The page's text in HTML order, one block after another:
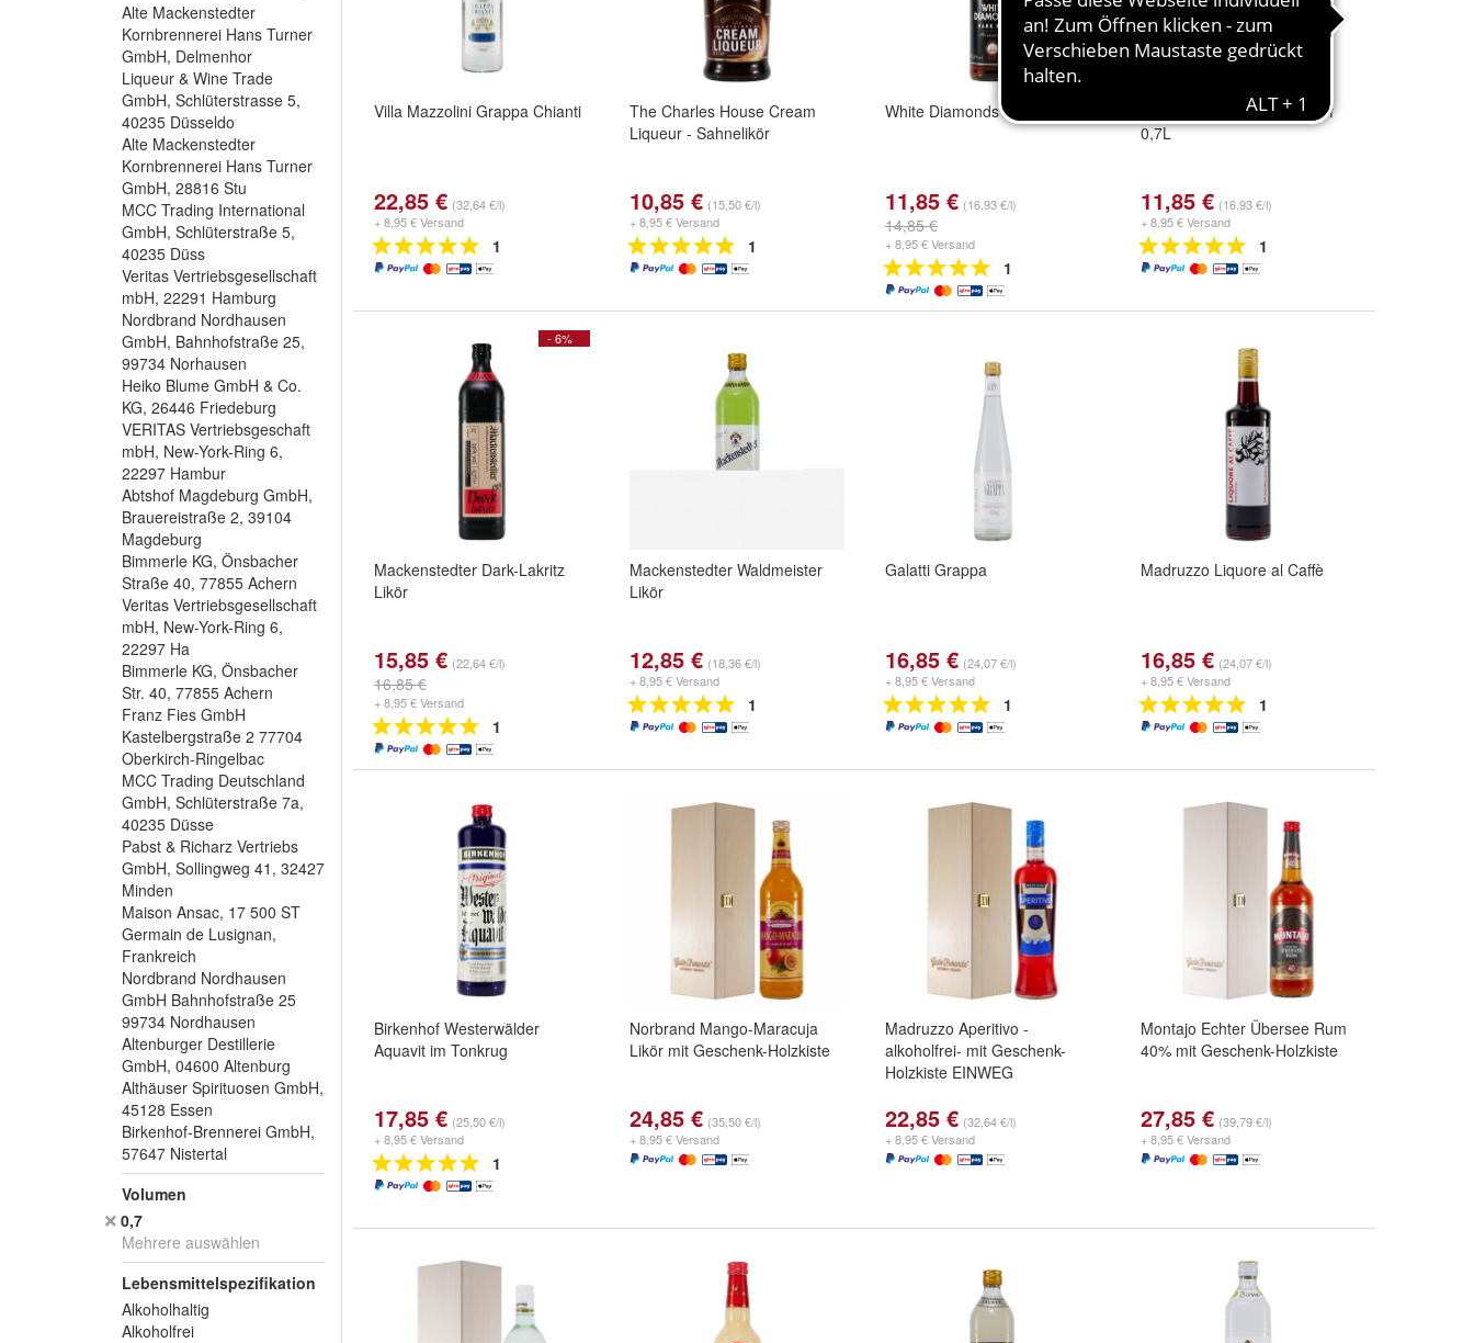
Alte Mackenstedter
Kornbrennerei Hans Turner
GmbH, Delmenhor
Liqueur & Wine Trade
GmbH, Schlüterstrasse 5,
40235 Düsseldo
Alte Mackenstedter
Kornbrennerei Hans Turner
GmbH, 28816 Stu
MCC Trading International
GmbH, Schlüterstraße 5,
40235 Düss
Veritas Vertriebsgesellschaft
mbH, 22291 Hamburg
Nordbrand Nordhausen
GmbH, Bahnhofstraße 25,
99734 Norhausen
Heiko Blume GmbH & Co.
KG, 26446 Friedeburg
VERITAS Vertriebsgeschaft
mbH, New-York-Ring 6,
22297 Hambur
Abtshof Magdeburg GmbH,
Brauereistraße 2, 39104
Magdeburg
Bimmerle KG, Önsbacher
Straße 40, 77855 Achern
Veritas Vertriebsgesellschaft
mbH, New-York-Ring 6,
22297 Ha
Bimmerle KG, Önsbacher
Str. 40, 77855 Achern
Franz Fies GmbH
Kastelbergstraße 2 77704
Oberkirch-Ringelbac
MCC Trading Deutschland
GmbH, Schlüterstraße 7a,
40235 Düsse
Pabst & Richarz Vertriebs
GmbH, Sollingweg 41, 32427
Minden
Maison Ansac, 17 500 ST
Germain de Lusignan,
Frankreich
Nordbrand Nordhausen
GmbH Bahnhofstraße 25
99734 Nordhausen
Altenburger Destillerie
GmbH, 04600 Altenburg
Althäuser Spirituosen GmbH,
45128 Essen
Birkenhof-Brennerei GmbH,
57647 Nistertal
Volumen
0,7
Mehrere auswählen
Lebensmittelspezifikation
Alkoholhaltig
Alkoholfrei
Villa Mazzolini Grappa Chianti
22,85 € (32,64 €/l)
+ 8,95 € Versand
1
The Charles House Cream
Liqueur - Sahnelikör
10,85 € (15,50 €/l)
+ 8,95 € Versand
1
White Diamonds Dark Rum
11,85 € (16,93 €/l)
14,85 €
+ 8,95 € Versand
1
Mirios Ouzo - Greek Aperitif
0,7L
11,85 € (16,93 €/l)
+ 8,95 € Versand
1
- 6%
Mackenstedter Dark-Lakritz
Likör
15,85 € (22,64 €/l)
16,85 €
+ 8,95 € Versand
1
Mackenstedter Waldmeister
Likör
12,85 € (18,36 €/l)
+ 8,95 € Versand
1
Galatti Grappa
16,85 € (24,07 €/l)
+ 8,95 € Versand
1
Madruzzo Liquore al Caffè
16,85 € (24,07 €/l)
+ 8,95 € Versand
1
Birkenhof Westerwälder
Aquavit im Tonkrug
17,85 € (25,50 €/l)
+ 8,95 € Versand
1
Norbrand Mango-Maracuja
Likör mit Geschenk-Holzkiste
24,85 € (35,50 €/l)
+ 8,95 € Versand
Madruzzo Aperitivo -
alkoholfrei- mit Geschenk-
Holzkiste EINWEG
22,85 € (32,64 €/l)
+ 8,95 € Versand
Montajo Echter Übersee Rum
40% mit Geschenk-Holzkiste
27,85 € (39,79 €/l)
+ 8,95 € Versand